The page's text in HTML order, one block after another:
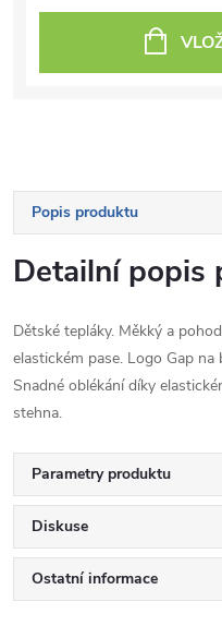
Popis produktu
Detailní popis
Dětské tepláky. Měkký a
elastickém pase. Logo Gap
Snadné oblékání díky
stehna.
Parametry produktu
Diskuse
Ostatní informace